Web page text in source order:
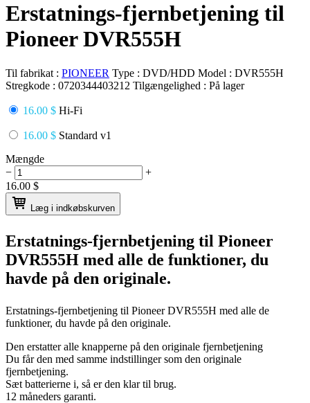
Erstatnings-fjernbetjening til
Pioneer DVR555H
Til fabrikat : PIONEER Type : DVD/HDD Model : DVR555H
Stregkode : 0720344403212 Tilgængelighed : På lager
16.00 $ Hi-Fi
16.00 $ Standard v1
Mængde
−
+
16.00 $
Læg i indkøbskurven
Erstatnings-fjernbetjening til Pioneer
DVR555H med alle de funktioner, du
havde på den originale.
Erstatnings-fjernbetjening til Pioneer DVR555H med alle de
funktioner, du havde på den originale.
Den erstatter alle knapperne på den originale fjernbetjening
Du får den med samme indstillinger som den originale
fjernbetjening.
Sæt batterierne i, så er den klar til brug.
12 måneders garanti.